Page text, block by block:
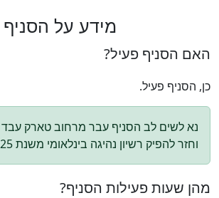
מידע על הסניף
האם הסניף פעיל?
כן, הסניף פעיל.
וחזר להפיק רשיון נהיגה בינלאומי משנת 2025.
מהן שעות פעילות הסניף?